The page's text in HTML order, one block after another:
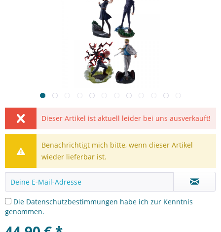
Dieser Artikel ist aktuell leider bei uns ausverkauft!
Benachrichtigt mich bitte, wenn dieser Artikel
wieder lieferbar ist.
Die Datenschutzbestimmungen habe ich zur Kenntnis
genommen.